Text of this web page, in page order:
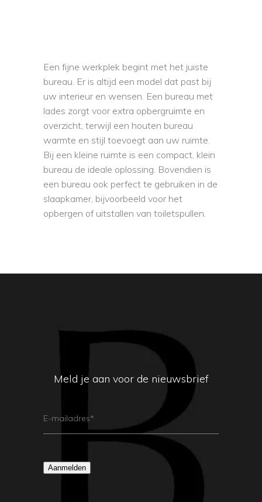
Een fijne werkplek begint met het juiste
bureau. Er is altijd een model dat past bij
uw interieur en wensen. Een bureau met
lades zorgt voor extra opbergruimte en
overzicht, terwijl een houten bureau
warmte en stijl toevoegt aan uw ruimte.
Bij een kleine ruimte is een compact, klein
bureau de ideale oplossing. Bovendien is
een bureau ook perfect te gebruiken in de
slaapkamer, bijvoorbeeld voor het
opbergen of uitstallen van toiletspullen.
Meld je aan voor de nieuwsbrief
Mailadres
Aanmelden